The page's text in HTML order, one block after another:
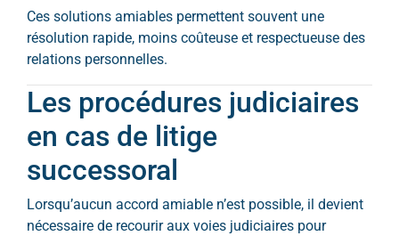
Ces solutions amiables permettent souvent une
résolution rapide, moins coûteuse et respectueuse des
relations personnelles.
Les procédures judiciaires
en cas de litige
successoral
Lorsqu’aucun accord amiable n’est possible, il devient
nécessaire de recourir aux voies judiciaires pour